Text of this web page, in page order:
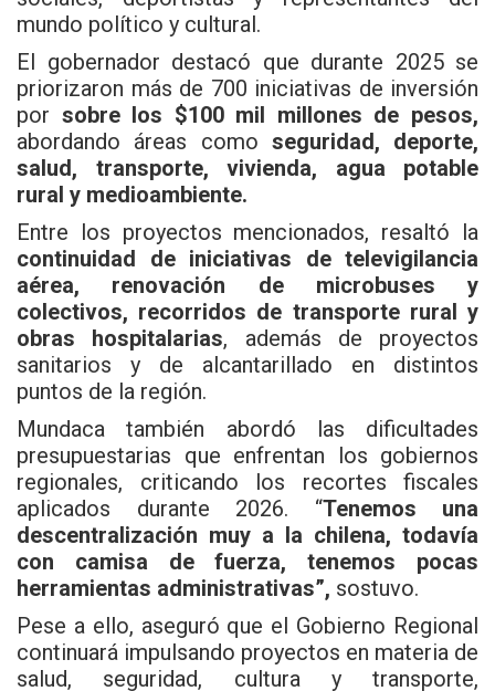
mundo político y cultural.
El gobernador destacó que durante 2025 se
priorizaron más de 700 iniciativas de inversión
por sobre los $100 mil millones de pesos,
abordando áreas como seguridad, deporte,
salud, transporte, vivienda, agua potable
rural y medioambiente.
Entre los proyectos mencionados, resaltó la
continuidad de iniciativas de televigilancia
aérea, renovación de microbuses y
colectivos, recorridos de transporte rural y
obras hospitalarias, además de proyectos
sanitarios y de alcantarillado en distintos
puntos de la región.
Mundaca también abordó las dificultades
presupuestarias que enfrentan los gobiernos
regionales, criticando los recortes fiscales
aplicados durante 2026. “Tenemos una
descentralización muy a la chilena, todavía
con camisa de fuerza, tenemos pocas
herramientas administrativas”, sostuvo.
Pese a ello, aseguró que el Gobierno Regional
continuará impulsando proyectos en materia de
salud, seguridad, cultura y transporte,